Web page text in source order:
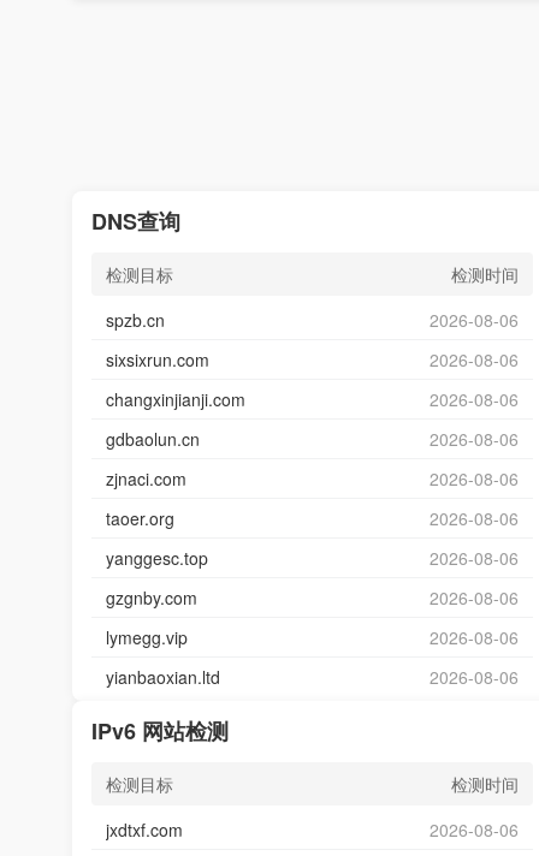
DNS查询
检测目标
检测时间
spzb.cn
2026-08-06
sixsixrun.com
2026-08-06
changxinjianji.com
2026-08-06
gdbaolun.cn
2026-08-06
zjnaci.com
2026-08-06
taoer.org
2026-08-06
yanggesc.top
2026-08-06
gzgnby.com
2026-08-06
lymegg.vip
2026-08-06
yianbaoxian.ltd
2026-08-06
IPv6 网站检测
检测目标
检测时间
jxdtxf.com
2026-08-06